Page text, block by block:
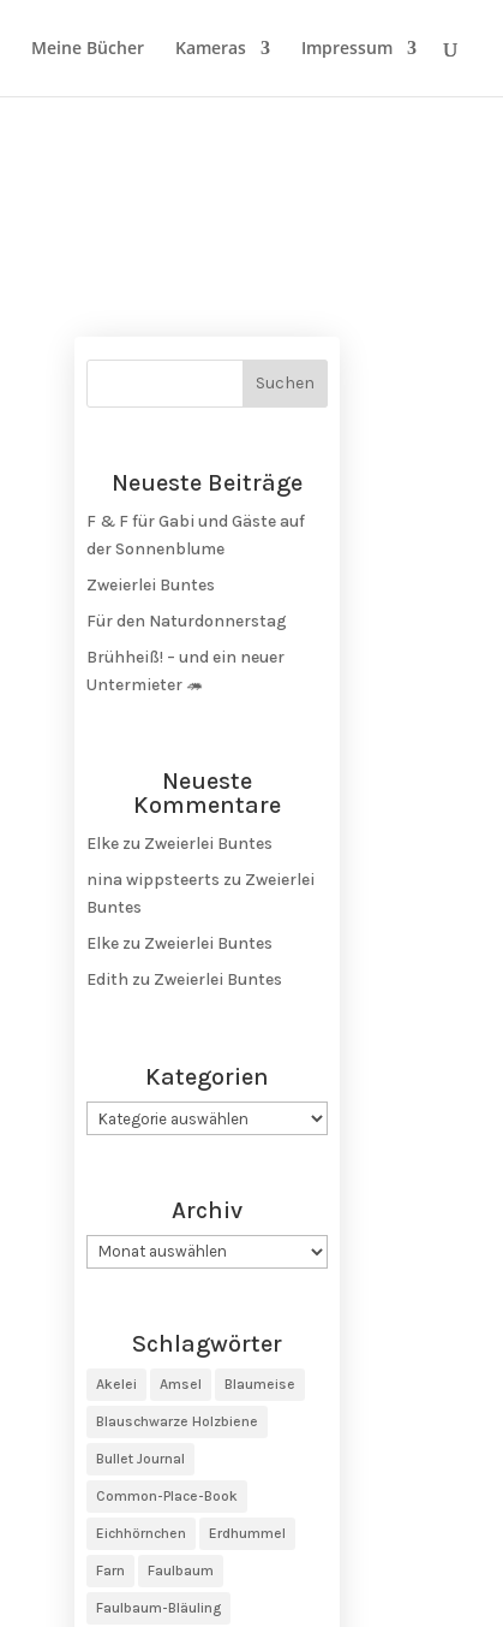
Meine Bücher Kameras Impressum
Neueste Beiträge
F & F für Gabi und Gäste auf
der Sonnenblume
Zweierlei Buntes
Für den Naturdonnerstag
Brühheiß! – und ein neuer
Untermieter 🦔
Neueste
Kommentare
Elke zu Zweierlei Buntes
nina wippsteerts zu Zweierlei
Buntes
Elke zu Zweierlei Buntes
Edith zu Zweierlei Buntes
Kategorien
Kategorien
Archiv
Archiv
Schlagwörter
Akelei Amsel Blaumeise
Blauschwarze Holzbiene
Bullet Journal
Common-Place-Book
Eichhörnchen Erdhummel
Farn Faulbaum
Faulbaum-Bläuling